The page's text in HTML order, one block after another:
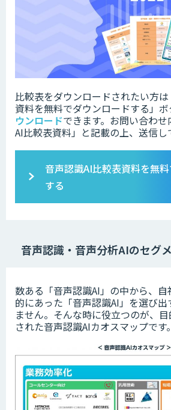
比較表をダウンロードされたい方
資料を無料でダウンロードする」ボ
ウンロードできます。お問い合わ
AI比較表資料」と記載の上、送信し
音声認識AI比較表資料を無
する
音声認識・音声分析AIのセグ
数ある「音声認識AI」の中から、
的にあった「音声認識AI」を選び
ません。そんな時に役立つのが、
された音声認識AIカオスマップです。